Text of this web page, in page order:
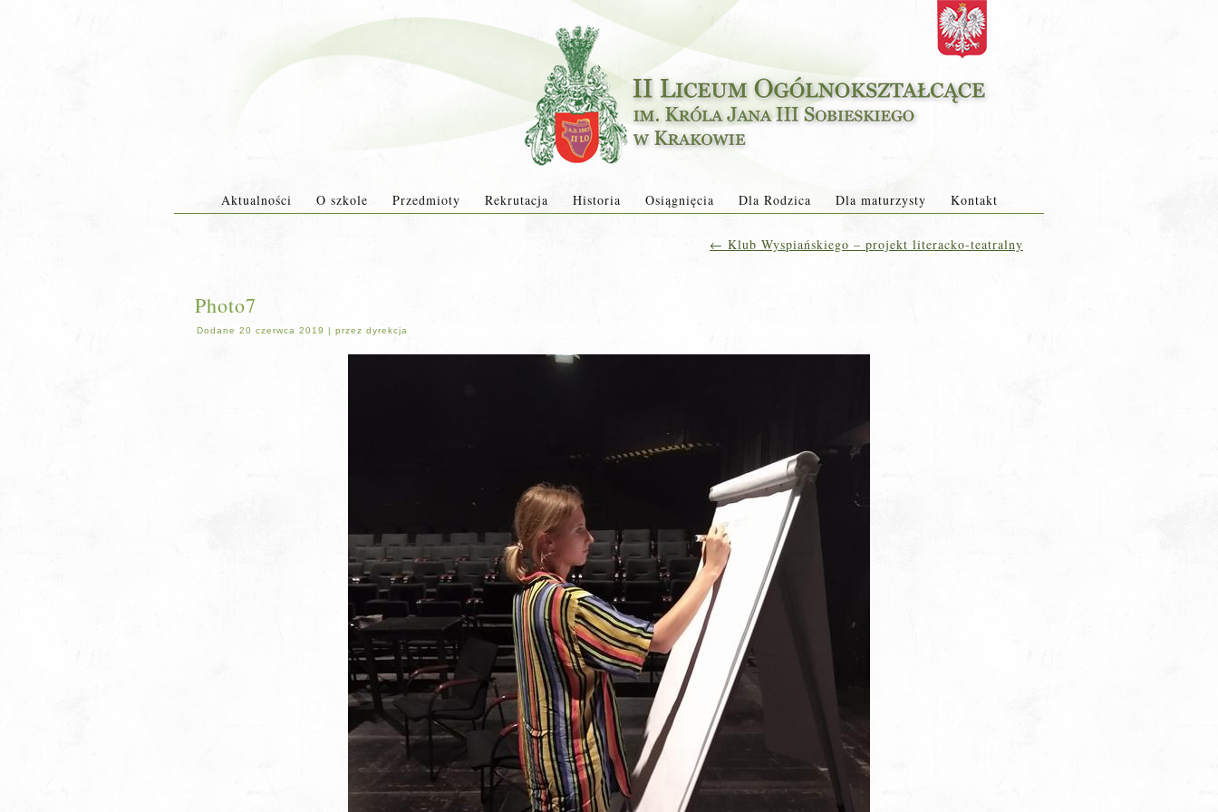
Aktualności O szkole Przedmioty Rekrutacja Historia Osiągnięcia Dla Rodzica Dla maturzysty Kontakt
← Klub Wyspiańskiego – projekt literacko-teatralny
Photo7
Dodane 20 czerwca 2019 | przez dyrekcja